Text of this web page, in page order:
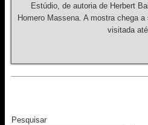
Estúdio, de autoria de Herbert
Homero Massena. A mostra chega
visitada
Pesquisar